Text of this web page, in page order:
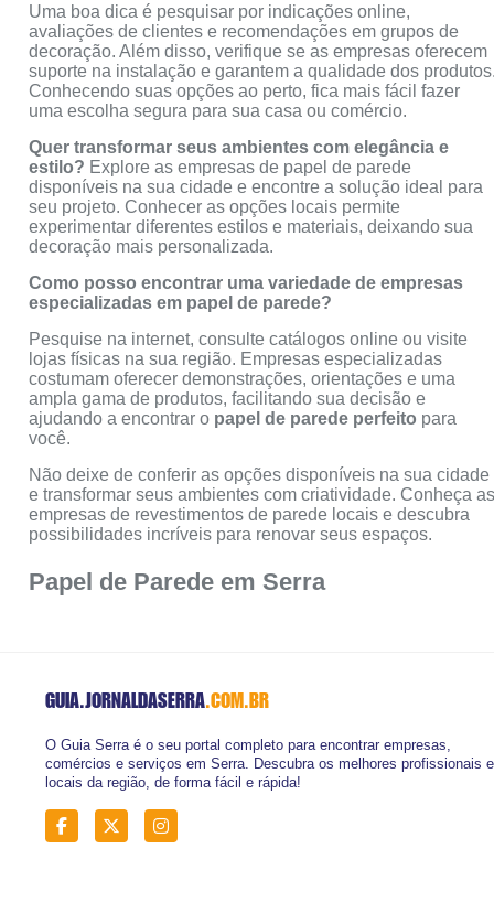
Uma boa dica é pesquisar por indicações online,
avaliações de clientes e recomendações em grupos de
decoração. Além disso, verifique se as empresas oferecem
suporte na instalação e garantem a qualidade dos
Conhecendo suas opções ao perto, fica mais fácil fazer
uma escolha segura para sua casa ou comércio.
Quer transformar seus ambientes com elegância e
estilo? Explore as empresas de papel de parede
disponíveis na sua cidade e encontre a solução ideal para
seu projeto. Conhecer as opções locais permite
experimentar diferentes estilos e materiais, deixando sua
decoração mais personalizada.
Como posso encontrar uma variedade de empresas
especializadas em papel de parede?
Pesquise na internet, consulte catálogos online ou visite
lojas físicas na sua região. Empresas especializadas
costumam oferecer demonstrações, orientações e uma
ampla gama de produtos, facilitando sua decisão e
ajudando a encontrar o papel de parede perfeito para
você.
Não deixe de conferir as opções disponíveis na sua cidade
e transformar seus ambientes com criatividade. Conheça
empresas de revestimentos de parede locais e descubra
possibilidades incríveis para renovar seus espaços.
Papel de Parede em Serra
GUIA.JORNALDASERRA.COM.BR
O Guia Serra é o seu portal completo para encontrar empresas,
comércios e serviços em Serra. Descubra os melhores profissionais e
locais da região, de forma fácil e rápida!